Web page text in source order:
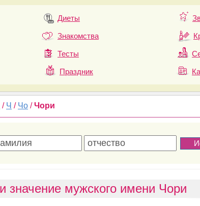
Диеты
Знакомства
Тесты
Праздник
/ Ч / Чо /Чори
значение мужского имени Чори